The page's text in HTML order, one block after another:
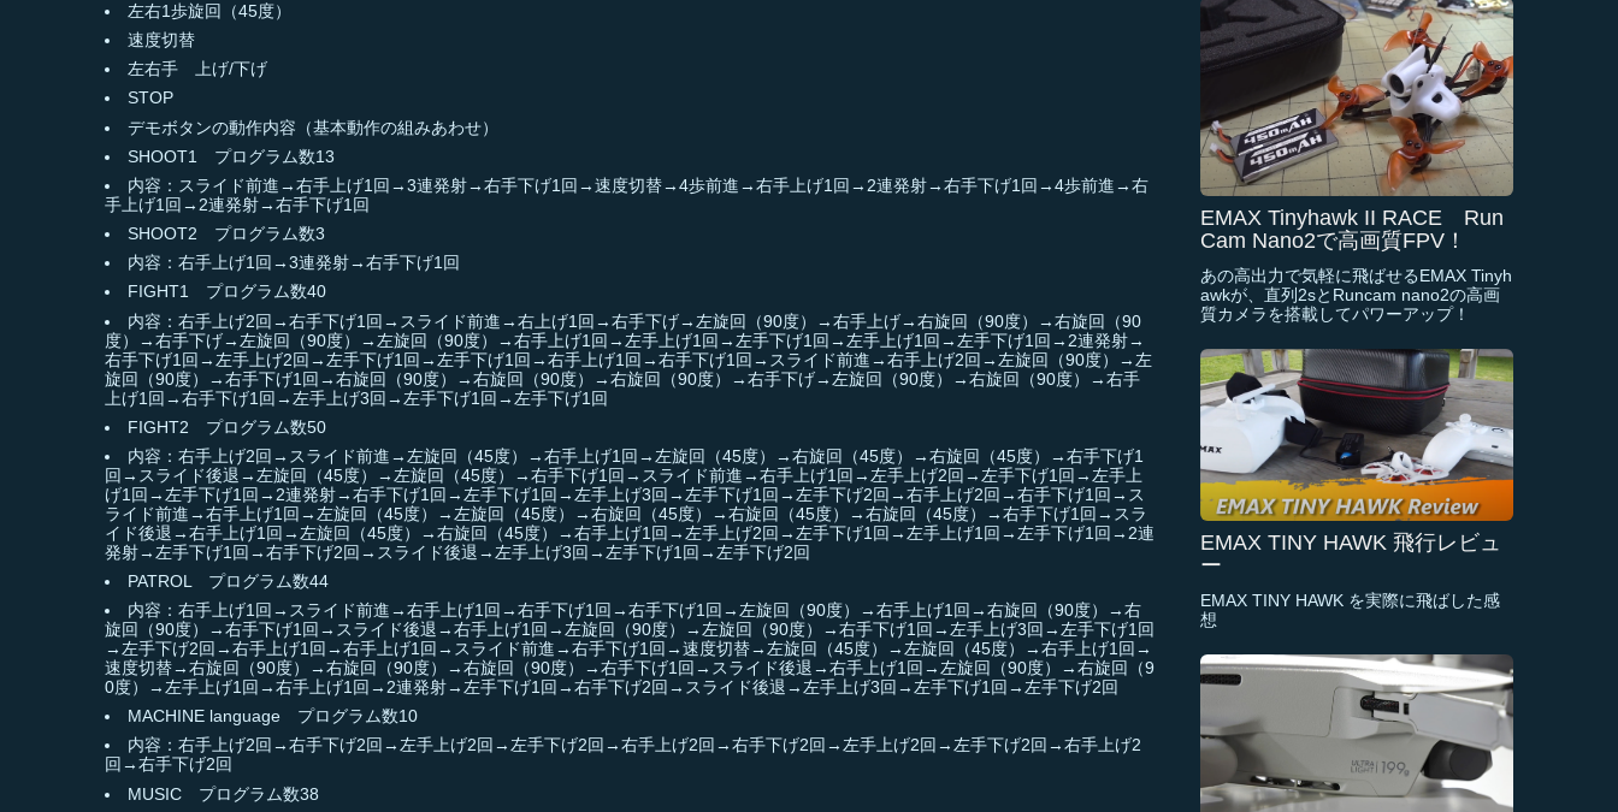
左右1歩旋回（45度）
速度切替
左右手 上げ/下げ
STOP
デモボタンの動作内容（基本動作の組みあわせ）
SHOOT1 プログラム数13
内容：スライド前進→右手上げ1回→3連発射→右手下げ1回→速度切替→4歩前進→右手上げ1回→2連発射→右手下げ1回→4歩前進→右
手上げ1回→2連発射→右手下げ1回
SHOOT2 プログラム数3
内容：右手上げ1回→3連発射→右手下げ1回
FIGHT1 プログラム数40
内容：右手上げ2回→右手下げ1回→スライド前進→右上げ1回→右手下げ→左旋回（90度）→右手上げ→右旋回（90度）→右旋回（90
度）→右手下げ→左旋回（90度）→左旋回（90度）→右手上げ1回→左手上げ1回→左手下げ1回→左手上げ1回→左手下げ1回→2連発射→
右手下げ1回→左手上げ2回→左手下げ1回→左手下げ1回→右手上げ1回→右手下げ1回→スライド前進→右手上げ2回→左旋回（90度）→左
旋回（90度）→右手下げ1回→右旋回（90度）→右旋回（90度）→右旋回（90度）→右手下げ→左旋回（90度）→右旋回（90度）→右手
上げ1回→右手下げ1回→左手上げ3回→左手下げ1回→左手下げ1回
FIGHT2 プログラム数50
内容：右手上げ2回→スライド前進→左旋回（45度）→右手上げ1回→左旋回（45度）→右旋回（45度）→右旋回（45度）→右手下げ1
回→スライド後退→左旋回（45度）→左旋回（45度）→右手下げ1回→スライド前進→右手上げ1回→左手上げ2回→左手下げ1回→左手上
げ1回→左手下げ1回→2連発射→右手下げ1回→左手下げ1回→左手上げ3回→左手下げ1回→左手下げ2回→右手上げ2回→右手下げ1回→ス
ライド前進→右手上げ1回→左旋回（45度）→左旋回（45度）→右旋回（45度）→右旋回（45度）→右旋回（45度）→右手下げ1回→スラ
イド後退→右手上げ1回→左旋回（45度）→右旋回（45度）→右手上げ1回→左手上げ2回→左手下げ1回→左手上げ1回→左手下げ1回→2連
発射→左手下げ1回→右手下げ2回→スライド後退→左手上げ3回→左手下げ1回→左手下げ2回
PATROL プログラム数44
内容：右手上げ1回→スライド前進→右手上げ1回→右手下げ1回→右手下げ1回→左旋回（90度）→右手上げ1回→右旋回（90度）→右
旋回（90度）→右手下げ1回→スライド後退→右手上げ1回→左旋回（90度）→左旋回（90度）→右手下げ1回→左手上げ3回→左手下げ1回
→左手下げ2回→右手上げ1回→右手上げ1回→スライド前進→右手下げ1回→速度切替→左旋回（45度）→左旋回（45度）→右手上げ1回→
速度切替→右旋回（90度）→右旋回（90度）→右旋回（90度）→右手下げ1回→スライド後退→右手上げ1回→左旋回（90度）→右旋回（9
0度）→左手上げ1回→右手上げ1回→2連発射→左手下げ1回→右手下げ2回→スライド後退→左手上げ3回→左手下げ1回→左手下げ2回
MACHINE language プログラム数10
内容：右手上げ2回→右手下げ2回→左手上げ2回→左手下げ2回→右手上げ2回→右手下げ2回→左手上げ2回→左手下げ2回→右手上げ2
回→右手下げ2回
MUSIC プログラム数38
EMAX Tinyhawk II RACE Run
Cam Nano2で高画質FPV！
あの高出力で気軽に飛ばせるEMAX Tinyh
awkが、直列2sとRuncam nano2の高画
質カメラを搭載してパワーアップ！
EMAX TINY HAWK 飛行レビュ
ー
EMAX TINY HAWK を実際に飛ばした感
想